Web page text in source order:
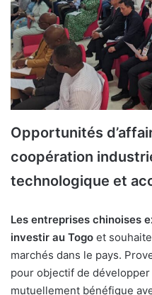
Opportunités
coopération
technologique et
Les entreprises chinoises
investir au Togo et
marchés dans le pays.
pour objectif de
mutuellement bénéfique